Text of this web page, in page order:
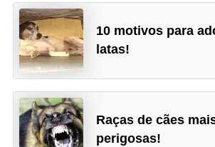
10 motivos para
latas!
Raças de cães
perigosas!
a
n
i
m
a
l